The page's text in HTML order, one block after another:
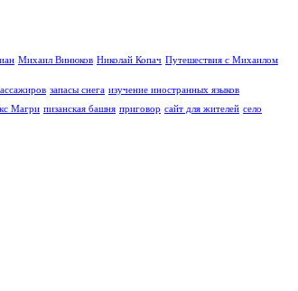
Михаил Винюков Николай Копач Путешествия с Михаилом
запасы снега изучение иностранных языков
Магри пизанская башня приговор сайт для жителей село